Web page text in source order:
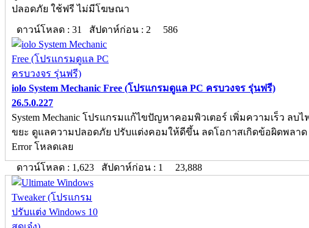
ปลอดภัย ใช้ฟรี ไม่มีโฆษณา
ดาวน์โหลด : 31 สัปดาห์ก่อน : 2
586
iolo System Mechanic Free (โปรแกรมดูแล PC ครบวงจร รุ่นฟรี)
26.5.0.227
System Mechanic โปรแกรมแก้ไขปัญหาคอมพิวเตอร์ เพิ่มความเร็ว ลบไ
ขยะ ดูแลความปลอดภัย ปรับแต่งคอมให้ดีขึ้น ลดโอกาสเกิดข้อผิดพลาด
Error โหลดเลย
ดาวน์โหลด : 1,623 สัปดาห์ก่อน : 1
23,888